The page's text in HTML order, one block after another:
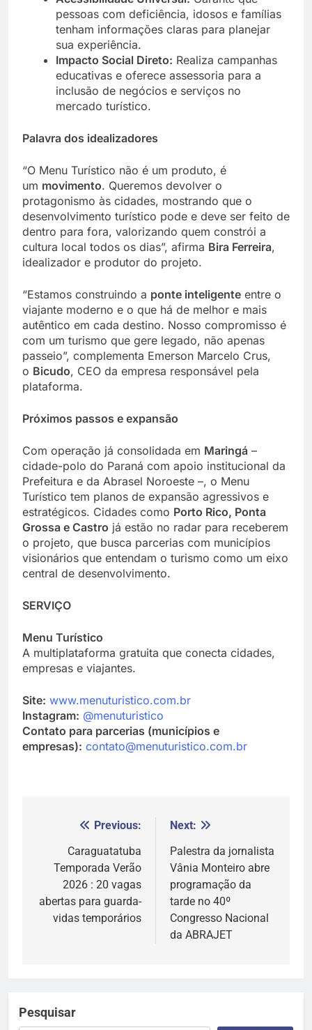
pessoas com deficiência, idosos e famílias
tenham informações claras para planejar
sua experiência.
Impacto Social Direto: Realiza campanhas
educativas e oferece assessoria para a
inclusão de negócios e serviços no
mercado turístico.
Palavra dos idealizadores
“O Menu Turístico não é um produto, é
um movimento. Queremos devolver o
protagonismo às cidades, mostrando que o
desenvolvimento turístico pode e deve ser feito de
dentro para fora, valorizando quem constrói a
cultura local todos os dias”, afirma Bira Ferreira,
idealizador e produtor do projeto.
“Estamos construindo a ponte inteligente entre o
viajante moderno e o que há de melhor e mais
autêntico em cada destino. Nosso compromisso é
com um turismo que gere legado, não apenas
passeio”, complementa Emerson Marcelo Crus,
o Bicudo, CEO da empresa responsável pela
plataforma.
Próximos passos e expansão
Com operação já consolidada em Maringá –
cidade-polo do Paraná com apoio institucional da
Prefeitura e da Abrasel Noroeste –, o Menu
Turístico tem planos de expansão agressivos e
estratégicos. Cidades como Porto Rico, Ponta
Grossa e Castro já estão no radar para receberem
o projeto, que busca parcerias com municípios
visionários que entendam o turismo como um eixo
central de desenvolvimento.
SERVIÇO
Menu Turístico
A multiplataforma gratuita que conecta cidades,
empresas e viajantes.
Site: www.menuturistico.com.br
Instagram: @menuturistico
Contato para parcerias (municípios e
empresas): contato@menuturistico.com.br
Navegação
Post
Previous:
Caraguatatuba
Temporada Verão
2026 : 20 vagas
abertas para guarda-
vidas temporários
Next:
Palestra da jornalista
Vânia Monteiro abre
programação da
tarde no 40º
Congresso Nacional
da ABRAJET
Pesquisar